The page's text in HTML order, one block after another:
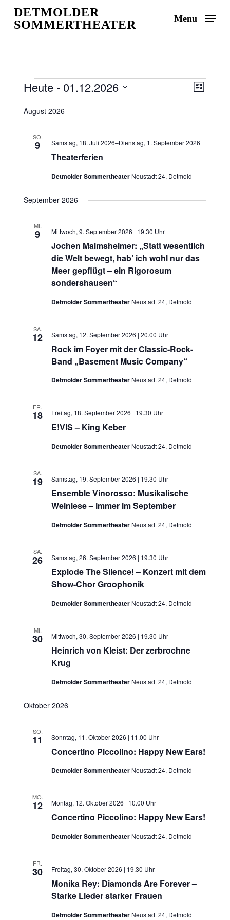
SkipDETMOLDER
SOMMERTHEATER
Menu
Veranstaltungen Liste
Heute - 01.12.2026
wählen.
August 2026
SO.
9
Theaterferien
Samstag, 18. Juli 2026–Dienstag, 1. September 2026
Detmolder Sommertheater Neustadt 24, Detmold
September 2026
MI.
9
Jochen Malmsheimer: „Statt wesentlich
die Welt bewegt, hab’ ich wohl nur das
Meer gepflügt – ein Rigorosum
sondershausen“
Mittwoch, 9. September 2026 | 19.30 Uhr
Detmolder Sommertheater Neustadt 24, Detmold
SA.
12
Rock im Foyer mit der Classic-Rock-
Band „Basement Music Company“
Samstag, 12. September 2026 | 20.00 Uhr
Detmolder Sommertheater Neustadt 24, Detmold
FR.
18
E!VIS – King Keber
Freitag, 18. September 2026 | 19.30 Uhr
Detmolder Sommertheater Neustadt 24, Detmold
SA.
19
Ensemble Vinorosso: Musikalische
Weinlese ­– immer im September
Samstag, 19. September 2026 | 19.30 Uhr
Detmolder Sommertheater Neustadt 24, Detmold
SA.
26
Explode The Silence! – Konzert mit dem
Show-Chor Groophonik
Samstag, 26. September 2026 | 19.30 Uhr
Detmolder Sommertheater Neustadt 24, Detmold
MI.
30
Heinrich von Kleist: Der zerbrochne
Krug
Mittwoch, 30. September 2026 | 19.30 Uhr
Detmolder Sommertheater Neustadt 24, Detmold
Oktober 2026
SO.
11
Concertino Piccolino: Happy New Ears!
Sonntag, 11. Oktober 2026 | 11.00 Uhr
Detmolder Sommertheater Neustadt 24, Detmold
MO.
12
Concertino Piccolino: Happy New Ears!
Montag, 12. Oktober 2026 | 10.00 Uhr
Detmolder Sommertheater Neustadt 24, Detmold
FR.
30
Monika Rey: Diamonds Are Forever –
Starke Lieder starker Frauen
Freitag, 30. Oktober 2026 | 19.30 Uhr
Detmolder Sommertheater Neustadt 24, Detmold